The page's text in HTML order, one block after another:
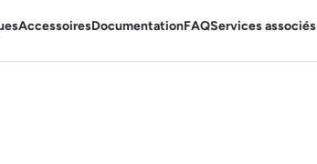
AccessoiresDocumentationFAQServices associés